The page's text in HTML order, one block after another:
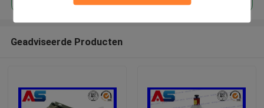
Geadviseerde Producten